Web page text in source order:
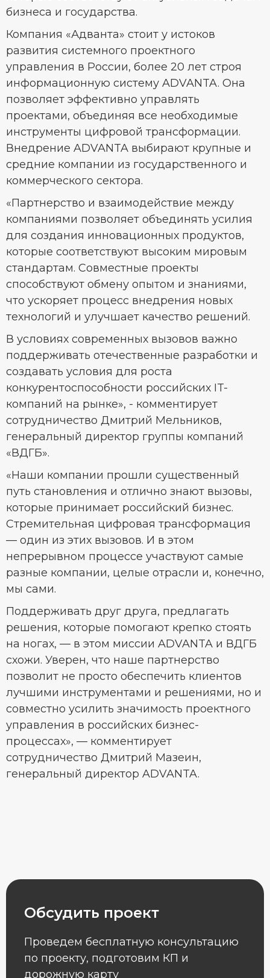
бизнеса и государства.
Компания «Адванта» стоит у истоков
развития системного проектного
управления в России, более 20 лет строя
информационную систему ADVANTA. Она
позволяет эффективно управлять
проектами, объединяя все необходимые
инструменты цифровой трансформации.
Внедрение ADVANTA выбирают крупные и
средние компании из государственного и
коммерческого сектора.
«Партнерство и взаимодействие между
компаниями позволяет объединять усилия
для создания инновационных продуктов,
которые соответствуют высоким мировым
стандартам. Совместные проекты
способствуют обмену опытом и знаниями,
что ускоряет процесс внедрения новых
технологий и улучшает качество решений.
В условиях современных вызовов важно
поддерживать отечественные разработки и
создавать условия для роста
конкурентоспособности российских IT-
компаний на рынке», - комментирует
сотрудничество Дмитрий Мельников,
генеральный директор группы компаний
«ВДГБ».
«Наши компании прошли существенный
путь становления и отлично знают вызовы,
которые принимает российский бизнес.
Стремительная цифровая трансформация
— один из этих вызовов. И в этом
непрерывном процессе участвуют самые
разные компании, целые отрасли и, конечно,
мы сами.
Поддерживать друг друга, предлагать
решения, которые помогают крепко стоять
на ногах, — в этом миссии ADVANTA и ВДГБ
схожи. Уверен, что наше партнерство
позволит не просто обеспечить клиентов
лучшими инструментами и решениями, но и
совместно усилить значимость проектного
управления в российских бизнес-
процессах», — комментирует
сотрудничество Дмитрий Мазеин,
генеральный директор ADVANTA.
Обсудить проект
Проведем бесплатную консультацию
по проекту, подготовим КП и
дорожную карту